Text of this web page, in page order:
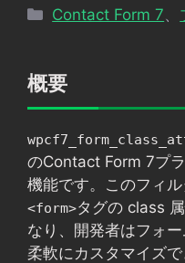
カ
リ
Contact Form 7
概要
のContact Form 7プ
機能です。このフィル
<form>タグの class
なり、開発者はフォ
柔軟にカスタマイズで